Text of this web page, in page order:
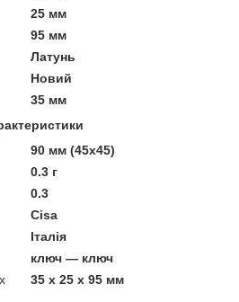
25 мм
95 мм
Латунь
Новий
35 мм
90 мм (45x45)
0.3 г
0.3
Cisa
Італія
ключ — ключ
35 x 25 x 95 мм